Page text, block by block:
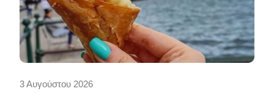
3 Αυγούστου 2026